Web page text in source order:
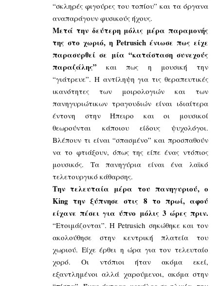
“σκληρές φιγούρες του τοπίου” και τα όργανα
αναπαράγουν φυσικούς ήχους.
Μετά την δεύτερη μόλις μέρα παραμονής
της στο χωριό, η Petrusich ένιωσε πως είχε
παρασυρθεί σε μία “κατάσταση συνεχούς
παραζάλης” και πως η μουσική την
“γιάτρευε”. Η αντίληψη για τις θεραπευτικές
ικανότητες των μοιρολογιών και των
πανηγυριώτικων τραγουδιών είναι ιδιαίτερα
έντονη στην Ήπειρο και οι μουσικοί
θεωρούνται κάποιου είδους ψυχολόγοι.
Βλέπουν τι είναι “σπασμένο” και προσπαθούν
να το φτιάξουν, όπως της είπε ένας ντόπιος
μουσικός. Τα πανηγύρια είναι ένα λαϊκό
τελετουργικό κάθαρσης.
Την τελευταία μέρα του πανηγυριού, ο
King την ξύπνησε στις 8 το πρωί, αφού
είχανε πέσει για ύπνο μόλις 3 ώρες πριν.
“Ετοιμάζονται”. Η Petrusich σηκώθηκε και τον
ακολούθησε στην κεντρική πλατεία του
χωριού. Είχε έρθει η ώρα για τον τελευταίο
χορό. Οι ντόπιοι ήταν ακόμα εκεί,
εξαντλημένοι αλλά χαρούμενοι, ακόμα στην